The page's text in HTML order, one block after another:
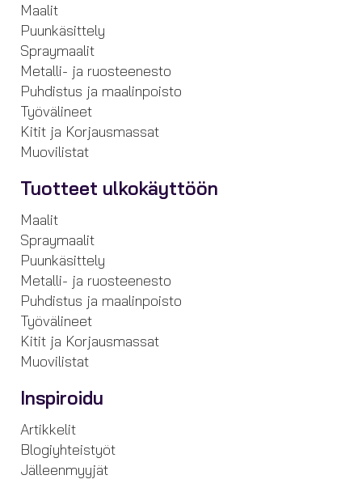
Maalit
Puunkäsittely
Spraymaalit
Metalli- ja ruosteenesto
Puhdistus ja maalinpoisto
Työvälineet
Kitit ja Korjausmassat
Muovilistat
Tuotteet ulkokäyttöön
Maalit
Spraymaalit
Puunkäsittely
Metalli- ja ruosteenesto
Puhdistus ja maalinpoisto
Työvälineet
Kitit ja Korjausmassat
Muovilistat
Inspiroidu
Artikkelit
Blogiyhteistyöt
Jälleenmyyjät